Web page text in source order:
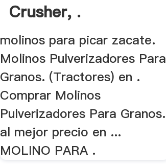
Crusher, .
molinos para picar zacate.
Molinos Pulverizadores Para
Granos. (Tractores) en .
Comprar Molinos
Pulverizadores Para Granos.
al mejor precio en ...
MOLINO PARA .